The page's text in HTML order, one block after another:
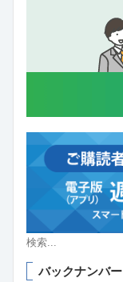
バックナンバー